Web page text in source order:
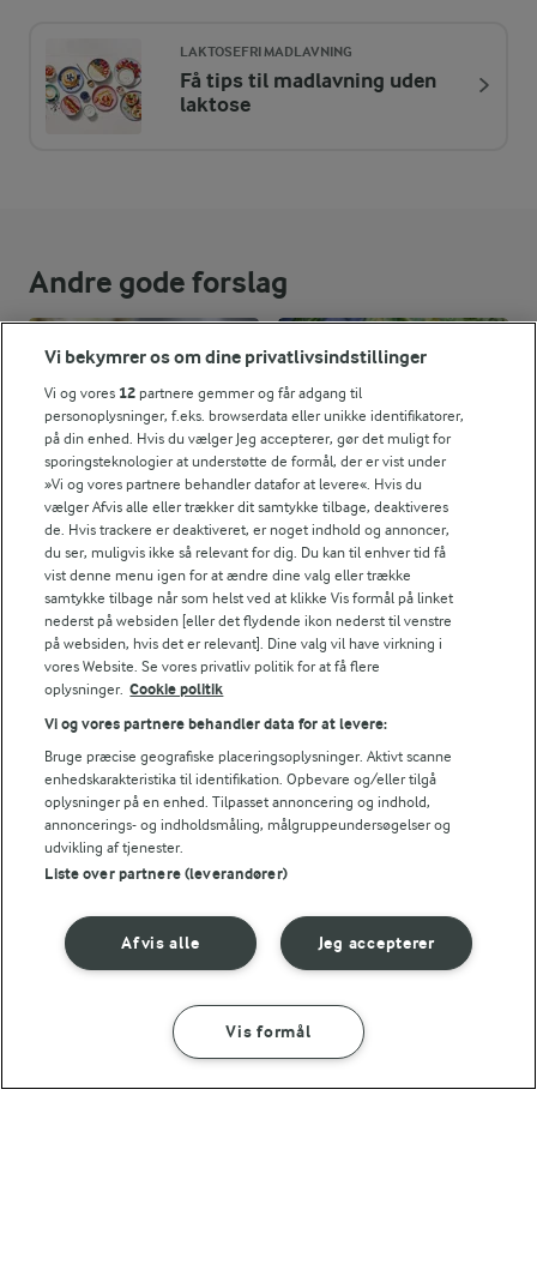
Energifordeling
Fedt:
13,8 g
Kulhydrat:
20,3 g
LAKTOSEFRI MADLAVNING
Få tips til madlavning uden
laktose
Andre gode forslag
5 TIMER 10 MIN
Hvid og mørk
chokolademouss
e med
skovbærsirup
(119)
TJEK RÅVAREKALENDEREN
Hvilke danske råvarer er i
SÅDAN GØR DU INGREDIENSER
Vi bekymrer os om dine privatlivsindstillinger
Vi og vores 12 partnere gemmer og får adgang til
personoplysninger, f.eks. browserdata eller unikke identifikatorer,
på din enhed. Hvis du vælger Jeg accepterer, gør det muligt for
sporingsteknologier at understøtte de formål, der er vist under
»Vi og vores partnere behandler datafor at levere«. Hvis du
vælger Afvis alle eller trækker dit samtykke tilbage, deaktiveres
de. Hvis trackere er deaktiveret, er noget indhold og annoncer,
du ser, muligvis ikke så relevant for dig. Du kan til enhver tid få
vist denne menu igen for at ændre dine valg eller trække
samtykke tilbage når som helst ved at klikke Vis formål på linket
nederst på websiden [eller det flydende ikon nederst til venstre
på websiden, hvis det er relevant]. Dine valg vil have virkning i
vores Website. Se vores privatliv politik for at få flere
oplysninger. Cookie politik
Vi og vores partnere behandler data for at levere:
Bruge præcise geografiske placeringsoplysninger. Aktivt scanne
enhedskarakteristika til identifikation. Opbevare og/eller tilgå
oplysninger på en enhed. Tilpasset annoncering og indhold,
annoncerings- og indholdsmåling, målgruppeundersøgelser og
udvikling af tjenester.
Liste over partnere (leverandører)
Jeg accepterer
Afvis alle
Vis formål